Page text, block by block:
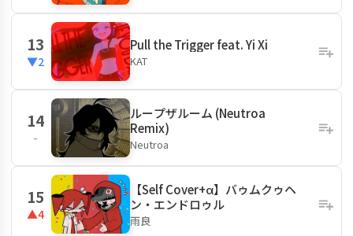
13
▼2
Pull the Trigger feat. Yi Xi
KAT
14
-
ループザルーム (Neutroa
Remix)
Neutroa
15
▲4
【Self Cover+α】バゥムクゥヘ
ン・エンドロゥル
雨良